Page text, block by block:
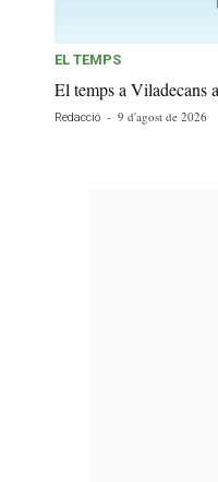
EL TEMPS
El temps a Viladecans
Redacció - 9 d'agost de 2026